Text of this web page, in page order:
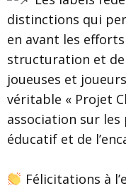
distinctions qui
en avant les
structuration et
joueuses et
véritable « Projet
association sur
éducatif et de
Félicitations à